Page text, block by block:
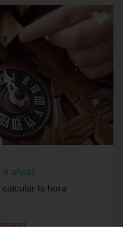
8 años)
la hora